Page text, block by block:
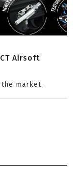
Airsoft
market.